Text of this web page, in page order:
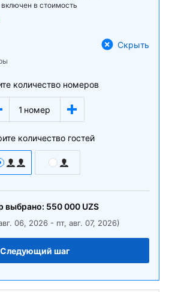
включен в стоимость
Скрыть
количество номеров
1 номер
количество гостей
выбрано: 550 000 UZS
06, 2026 - пт, авг. 07, 2026)
Следующий шаг